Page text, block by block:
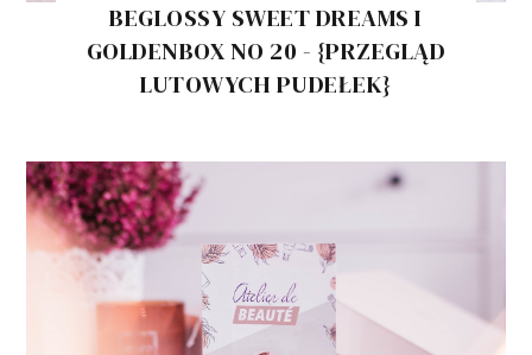
BEGLOSSY SWEET DREAMS I
GOLDENBOX NO 20 - {PRZEGLĄD
LUTOWYCH PUDEŁEK}